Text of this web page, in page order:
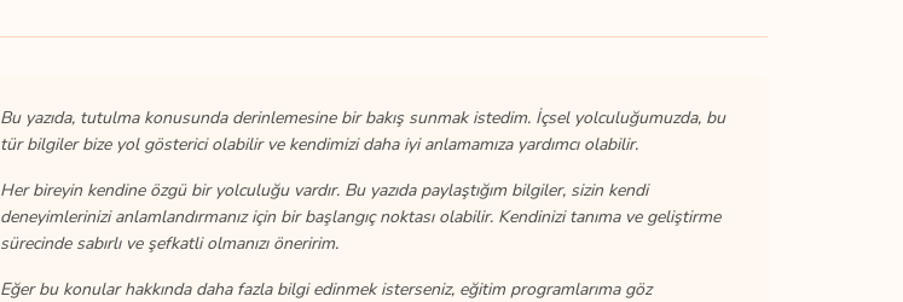
Bu yazıda, tutulmakonusunda derinlemesine bir bakış sunmak istedim. İçsel yolculuğumuzda, bu
tür bilgiler bize yol gösterici olabilir ve kendimizi daha iyi anlamamıza yardımcı olabilir.
Her bireyin kendine özgü bir yolculuğu vardır. Bu yazıda paylaştığım bilgiler, sizin kendi
deneyimlerinizi anlamlandırmanız için bir başlangıç noktası olabilir. Kendinizi tanıma ve geliştirme
sürecinde sabırlı ve şefkatli olmanızı öneririm.
Eğer bu konular hakkında daha fazla bilgi edinmek isterseniz, eğitim programlarıma göz